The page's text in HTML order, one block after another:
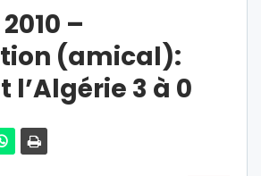
–
(amical):
l’Algérie 3 à 0